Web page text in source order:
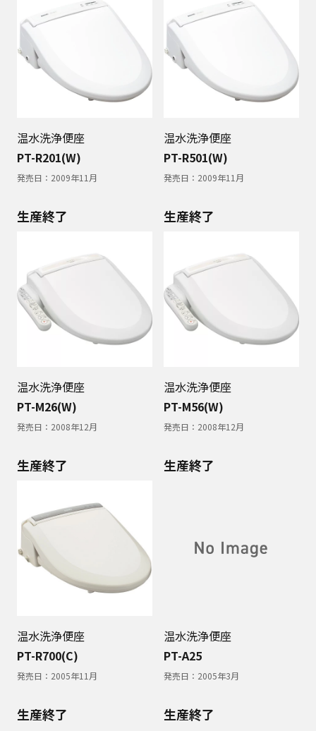
温水洗浄便座
PT-R201(W)
発売日： 2009年11月
温水洗浄便座
PT-R501(W)
発売日： 2009年11月
生産終了
温水洗浄便座
PT-M26(W)
発売日： 2008年12月
生産終了
温水洗浄便座
PT-M56(W)
発売日： 2008年12月
生産終了
温水洗浄便座
PT-R700(C)
発売日： 2005年11月
生産終了
温水洗浄便座
PT-A25
発売日： 2005年3月
生産終了 生産終了